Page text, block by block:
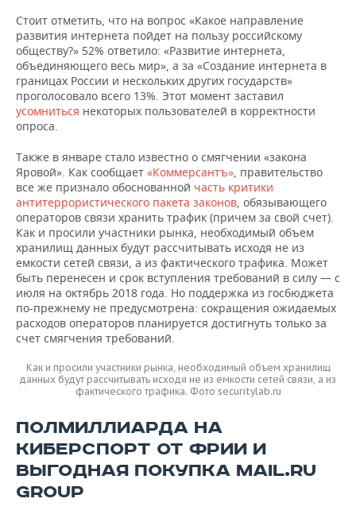
Стоит отметить, что на вопрос «Какое направление
развития интернета пойдет на пользу российскому
обществу?» 52% ответило: «Развитие интернета,
объединяющего весь мир», а за «Создание интернета в
границах России и нескольких других государств»
проголосовало всего 13%. Этот момент заставил
усомниться некоторых пользователей в корректности
опроса.
Также в январе стало известно о смягчении «закона
Яровой». Как сообщает «Коммерсантъ», правительство
все же признало обоснованной часть критики
антитеррористического пакета законов, обязывающего
операторов связи хранить трафик (причем за свой счет).
Как и просили участники рынка, необходимый объем
хранилищ данных будут рассчитывать исходя не из
емкости сетей связи, а из фактического трафика. Может
быть перенесен и срок вступления требований в силу — с
июля на октябрь 2018 года. Но поддержка из госбюджета
по-прежнему не предусмотрена: сокращения ожидаемых
расходов операторов планируется достигнуть только за
счет смягчения требований.
Как и просили участники рынка, необходимый объем хранилищ
данных будут рассчитывать исходя не из емкости сетей связи, а из
фактического трафика. Фото securitylab.ru
ПОЛМИЛЛИАРДА НА
КИБЕРСПОРТ ОТ ФРИИ И
ВЫГОДНАЯ ПОКУПКА MAIL.RU
GROUP